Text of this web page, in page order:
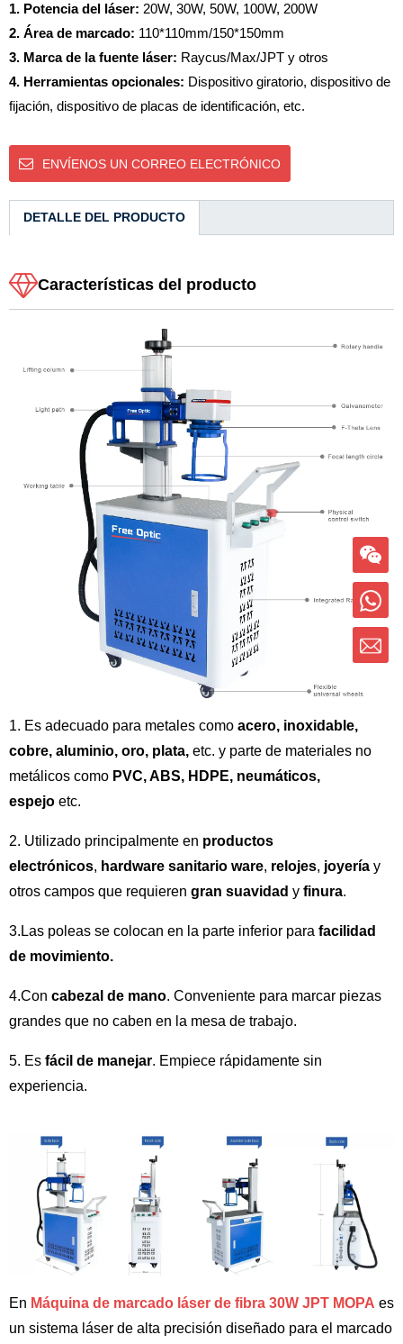
1. Potencia del láser: 20W, 30W, 50W, 100W, 200W
2. Área de marcado: 110*110mm/150*150mm
3. Marca de la fuente láser: Raycus/Max/JPT y otros
4. Herramientas opcionales: Dispositivo giratorio, dispositivo de
fijación, dispositivo de placas de identificación, etc.
ENVÍENOS UN CORREO ELECTRÓNICO
DETALLE DEL PRODUCTO
Características del producto
1. Es adecuado para metales como acero, inoxidable,
cobre, aluminio, oro, plata, etc. y parte de materiales no
metálicos como PVC, ABS, HDPE, neumáticos,
espejo etc.
2. Utilizado principalmente en productos
electrónicos, hardware sanitario ware, relojes, joyería y
otros campos que requieren gran suavidad y finura.
3.Las poleas se colocan en la parte inferior para facilidad
de movimiento.
4.Con cabezal de mano. Conveniente para marcar piezas
grandes que no caben en la mesa de trabajo.
5. Es fácil de manejar. Empiece rápidamente sin
experiencia.
En Máquina de marcado láser de fibra 30W JPT MOPA es
un sistema láser de alta precisión diseñado para el marcado